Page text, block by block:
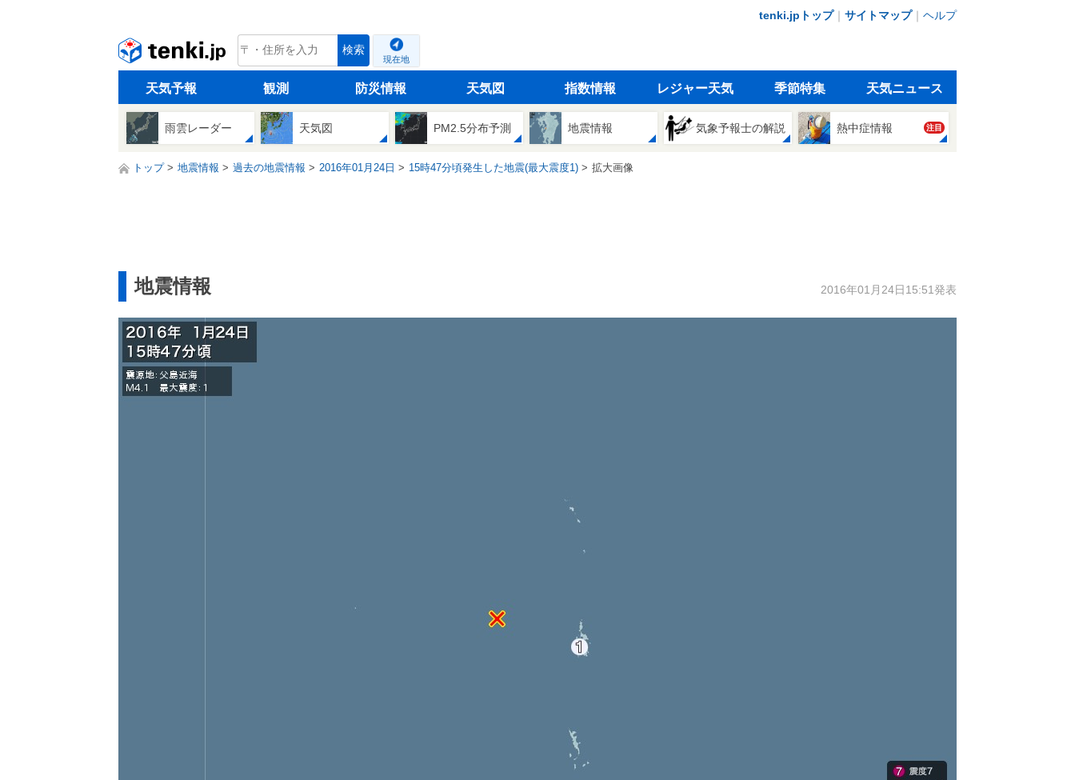
tenki.jpトップ｜ サイトマップ｜ ヘルプ
tenki.jp 検索
現在地
天気予報 観測 防災情報 天気図 指数情報 レジャー天気 季節特集 天気ニュース
雨雲レーダー 天気図 PM2.5分布予測 地震情報 気象予報士の解説 熱中症情報 注目
トップ 地震情報 過去の地震情報 2016年01月24日 15時47分頃発生した地震(最大震度1) 拡大画像
地震情報 2016年01月24日15:51発表